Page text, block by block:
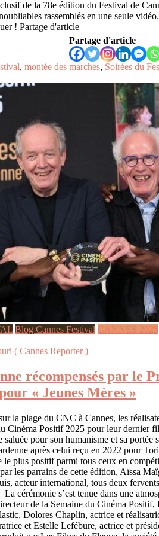
de la 78e édition du Festival de
rassemblés en une seule
! Partage d'article
Partage d'article
, montée des marches, Soirées du
Blog Cannes Festival CANNES 2025
( Cannes Reporter )
récompensés par le
« Jeunes Mères »
la plage du CNC à Cannes, les
Cinéma Positif 2025 pour leur dernier
pour son humanisme et sa portée
après celui reçu en 2022 pour
le plus positif parmi tous ceux en
les parrains de cette édition, Aïssa
acteur international, tous deux
cérémonie s’est tenue dans une
de la Semaine du Cinéma Positif,
Dolores Chaplin, actrice et
et Estelle Lefébure, actrice et